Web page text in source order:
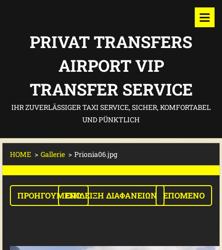
PRIVAT TRANSFERS
AIRPORT VIP
TRANSFER SERVICE
IHR ZUVERLÄSSIGER TAXI SERVICE, SICHER, KOMFORTABEL
UND PÜNKTLICH
HOME > Gallerie > Prionia06.jpg
ΠΡΟΗΓΟΎΜΕΝΟΕΠΊΔΕΙΞΗ ΔΙΑΦΑΝΕΙΏΝ ΕΠΌΜΕΝΟ